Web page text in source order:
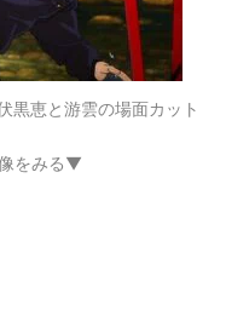
黒恵と游雲の場面カット
をみる▼